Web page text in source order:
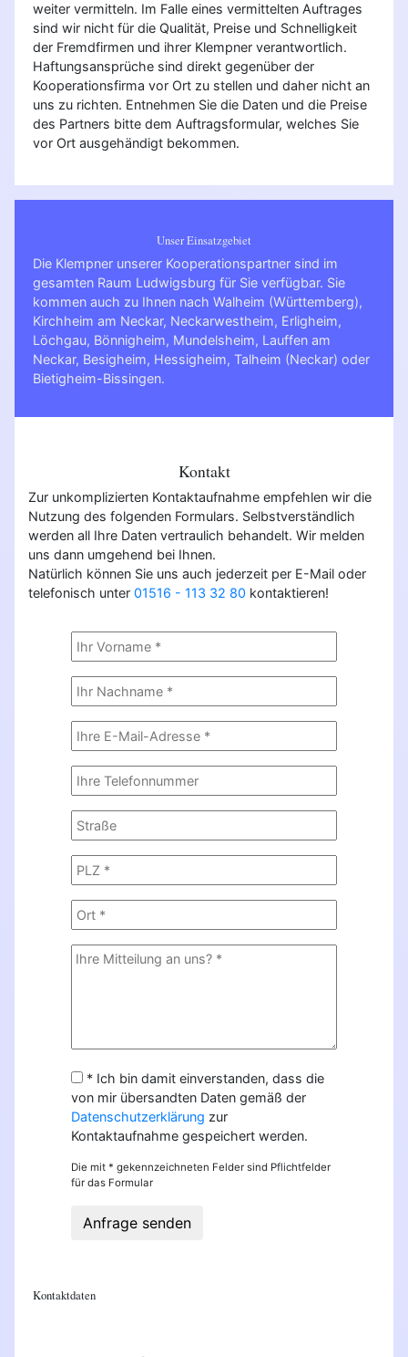
weiter vermitteln. Im Falle eines vermittelten Auftrages
sind wir nicht für die Qualität, Preise und Schnelligkeit
der Fremdfirmen und ihrer Klempner verantwortlich.
Haftungsansprüche sind direkt gegenüber der
Kooperationsfirma vor Ort zu stellen und daher nicht an
uns zu richten. Entnehmen Sie die Daten und die Preise
des Partners bitte dem Auftragsformular, welches Sie
vor Ort ausgehändigt bekommen.
Unser Einsatzgebiet
Die Klempner unserer Kooperationspartner sind im
gesamten Raum Ludwigsburg für Sie verfügbar. Sie
kommen auch zu Ihnen nach Walheim (Württemberg),
Kirchheim am Neckar, Neckarwestheim, Erligheim,
Löchgau, Bönnigheim, Mundelsheim, Lauffen am
Neckar, Besigheim, Hessigheim, Talheim (Neckar) oder
Bietigheim-Bissingen.
Kontakt
Zur unkomplizierten Kontaktaufnahme empfehlen wir die
Nutzung des folgenden Formulars. Selbstverständlich
werden all Ihre Daten vertraulich behandelt. Wir melden
uns dann umgehend bei Ihnen.
Natürlich können Sie uns auch jederzeit per E-Mail oder
telefonisch unter 01516 - 113 32 80 kontaktieren!
* Ich bin damit einverstanden, dass die
von mir übersandten Daten gemäß der
Datenschutzerklärung zur
Kontaktaufnahme gespeichert werden.
Die mit * gekennzeichneten Felder sind Pflichtfelder
für das Formular
Anfrage senden
Kontaktdaten